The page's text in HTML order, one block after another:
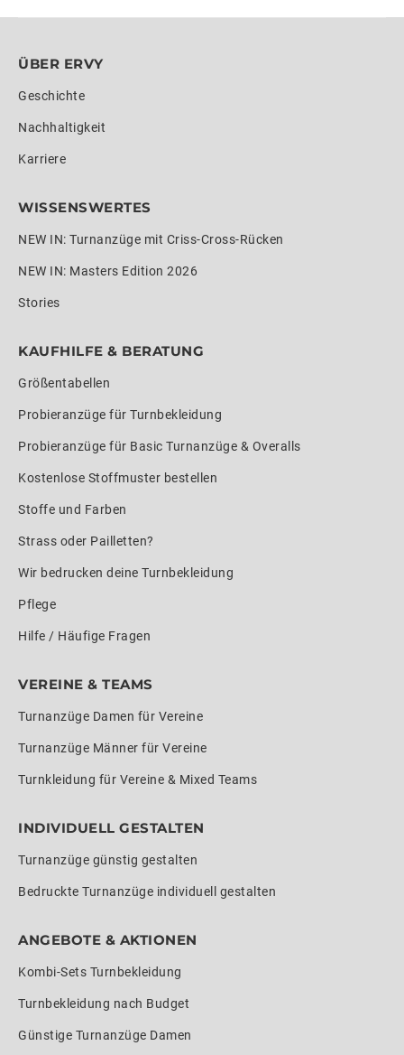
ÜBER ERVY
Geschichte
Nachhaltigkeit
Karriere
WISSENSWERTES
NEW IN: Turnanzüge mit Criss-Cross-Rücken
NEW IN: Masters Edition 2026
Stories
KAUFHILFE & BERATUNG
Größentabellen
Probieranzüge für Turnbekleidung
Probieranzüge für Basic Turnanzüge & Overalls
Kostenlose Stoffmuster bestellen
Stoffe und Farben
Strass oder Pailletten?
Wir bedrucken deine Turnbekleidung
Pflege
Hilfe / Häufige Fragen
VEREINE & TEAMS
Turnanzüge Damen für Vereine
Turnanzüge Männer für Vereine
Turnkleidung für Vereine & Mixed Teams
INDIVIDUELL GESTALTEN
Turnanzüge günstig gestalten
Bedruckte Turnanzüge individuell gestalten
ANGEBOTE & AKTIONEN
Kombi-Sets Turnbekleidung
Turnbekleidung nach Budget
Günstige Turnanzüge Damen